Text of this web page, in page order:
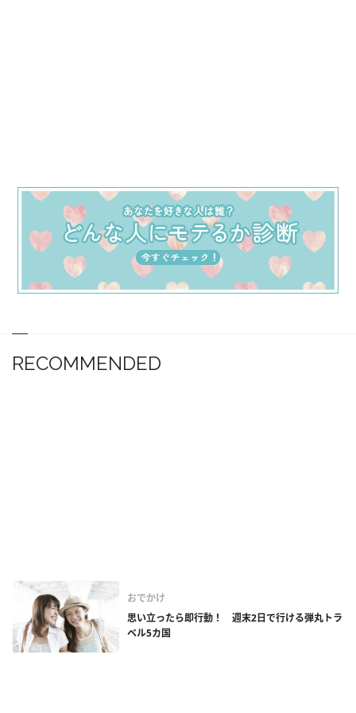
RECOMMENDED
おでかけ
思い立ったら即行動！ 週末2日で行ける弾丸トラ
ベル5カ国